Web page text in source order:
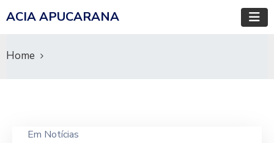
ACIA APUCARANA
Home
Em Notícias